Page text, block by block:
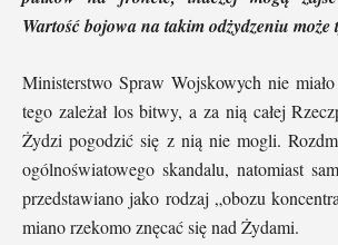
Wartość bojowa na takim odżydzeniu może
Ministerstwo Spraw Wojskowych nie
tego zależał los bitwy, a za nią całej
Żydzi pogodzić się z nią nie mogli.
ogólnoświatowego skandalu, natomiast
przedstawiano jako rodzaj „obozu
miano rzekomo znęcać się nad Żydami.